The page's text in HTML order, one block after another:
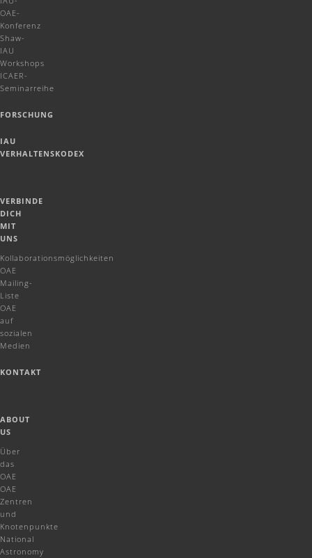
OAE-
Konferenz
Shaw-
IAU
Workshops
ICAER-
Seminarreihe
FORSCHUNG
IAU
VERHALTENSKODEX
VERBINDE
DICH
MIT
UNS
Kollaborationsmöglichkeiten
OAE
Mailing-
Liste
OAE
auf
sozialen
Medien
KONTAKT
ABOUT
US
Über
das
OAE
OAE
Zentren
und
Knotenpunkte
National
Astronomy